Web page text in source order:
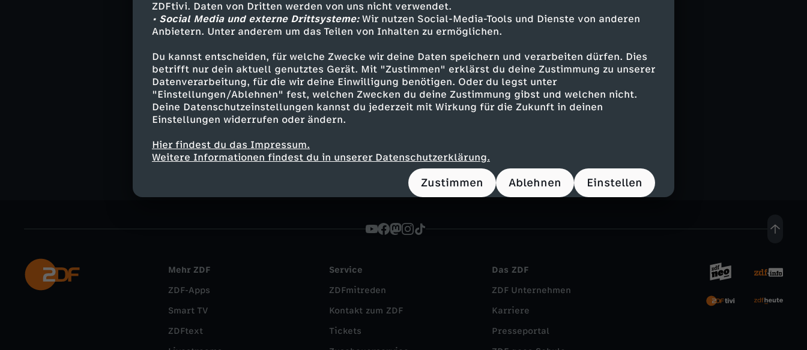
ZDFtivi. Daten von Dritten werden von uns nicht verwendet.
• Social Media und externe Drittsysteme:Wir nutzen Social-Media-Tools und Dienste von anderen
Anbietern. Unter anderem um das Teilen von Inhalten zu ermöglichen.
Du kannst entscheiden, für welche Zwecke wir deine Daten speichern und verarbeiten dürfen. Dies
betrifft nur dein aktuell genutztes Gerät. Mit "Zustimmen" erklärst du deine Zustimmung zu unserer
Datenverarbeitung, für die wir deine Einwilligung benötigen. Oder du legst unter
"Einstellungen/Ablehnen" fest, welchen Zwecken du deine Zustimmung gibst und welchen nicht.
Deine Datenschutzeinstellungen kannst du jederzeit mit Wirkung für die Zukunft in deinen
Einstellungen widerrufen oder ändern.
Hier findest du das Impressum.
Weitere Informationen findest du in unserer Datenschutzerklärung.
Zustimmen Ablehnen Einstellen
Deutsche Gebärdensprache
logo!
Hier gibt's mehr logo!
logo.de im Web
Kommentieren, Mitmach-Aktionen, Bildergalerien, Kurznews und vieles mehr. Immer
aktuelle Nachrichten für euch!
External Link
Mehr ZDF
ZDF-Apps
Smart TV
ZDFtext
Service
ZDFmitreden
Kontakt zum ZDF
Tickets
Das ZDF
ZDF Unternehmen
Karriere
Presseportal